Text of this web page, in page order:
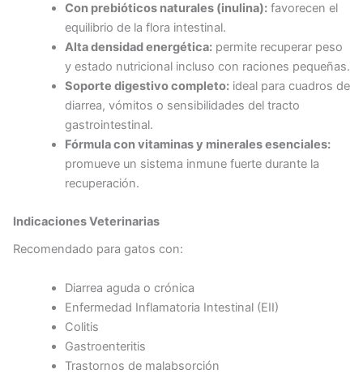
Con prebióticos naturales (inulina):favorecen el
equilibrio de la flora intestinal.
Alta densidad energética:permite recuperar peso
y estado nutricional incluso con raciones pequeñas.
Soporte digestivo completo:ideal para cuadros de
diarrea, vómitos o sensibilidades del tracto
gastrointestinal.
Fórmula con vitaminas y minerales esenciales:
promueve un sistema inmune fuerte durante la
recuperación.
Indicaciones Veterinarias
Recomendado para gatos con:
Diarrea aguda o crónica
Enfermedad Inflamatoria Intestinal (EII)
Colitis
Gastroenteritis
Trastornos de malabsorción